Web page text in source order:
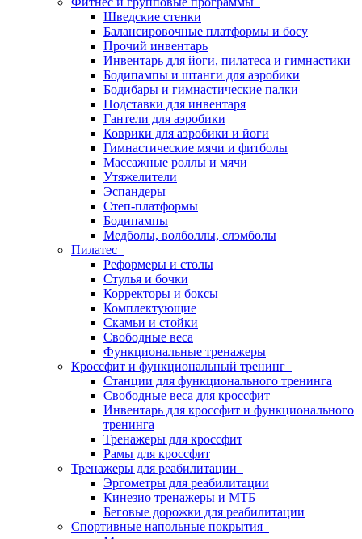
Шведские стенки
Балансировочные платформы и босу
Прочий инвентарь
Инвентарь для йоги, пилатеса и гимнастики
Бодипампы и штанги для аэробики
Бодибары и гимнастические палки
Подставки для инвентаря
Гантели для аэробики
Коврики для аэробики и йоги
Гимнастические мячи и фитболы
Массажные роллы и мячи
Утяжелители
Эспандеры
Степ-платформы
Бодипампы
Медболы, волболлы, слэмболы
Пилатес
Реформеры и столы
Стулья и бочки
Корректоры и боксы
Комплектующие
Скамьи и стойки
Свободные веса
Функциональные тренажеры
Кроссфит и функциональный тренинг
Станции для функционального тренинга
Свободные веса для кроссфит
Инвентарь для кроссфит и функционального
тренинга
Тренажеры для кроссфит
Рамы для кроссфит
Тренажеры для реабилитации
Эргометры для реабилитации
Кинезио тренажеры и МТБ
Беговые дорожки для реабилитации
Спортивные напольные покрытия